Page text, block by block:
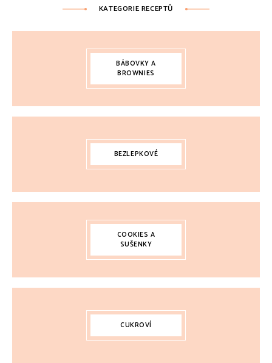
KATEGORIE RECEPTŮ
BÁBOVKY A
BROWNIES
BEZLEPKOVÉ
COOKIES A
SUŠENKY
CUKROVÍ